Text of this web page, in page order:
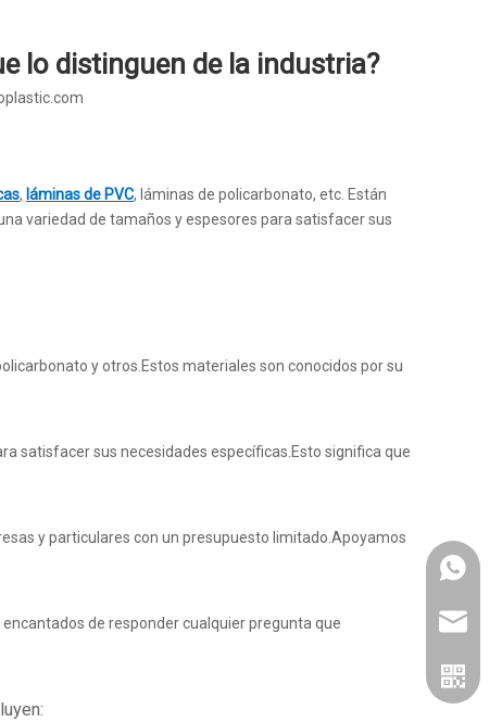
lo distinguen de la industria?
, láminas de PVC, láminas de policarbonato, etc. Están
variedad de tamaños y espesores para satisfacer sus
y otros.Estos materiales son conocidos por su
satisfacer sus necesidades específicas.Esto significa que
y particulares con un presupuesto limitado.Apoyamos
de responder cualquier pregunta que